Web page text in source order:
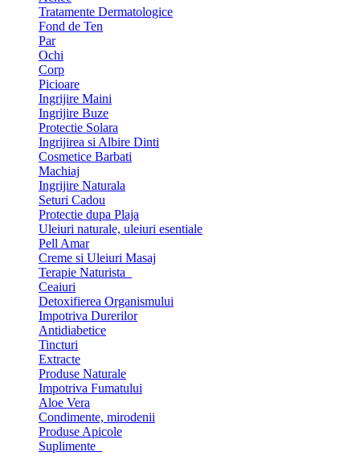
Tratamente Dermatologice
Fond de Ten
Par
Ochi
Corp
Picioare
Ingrijire Maini
Ingrijire Buze
Protectie Solara
Ingrijirea si Albire Dinti
Cosmetice Barbati
Machiaj
Ingrijire Naturala
Seturi Cadou
Protectie dupa Plaja
Uleiuri naturale, uleiuri esentiale
Pell Amar
Creme si Uleiuri Masaj
Terapie Naturista
Ceaiuri
Detoxifierea Organismului
Impotriva Durerilor
Antidiabetice
Tincturi
Extracte
Produse Naturale
Impotriva Fumatului
Aloe Vera
Condimente, mirodenii
Produse Apicole
Suplimente